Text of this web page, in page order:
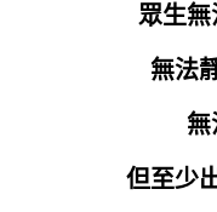
眾生無
無法
無
但至少